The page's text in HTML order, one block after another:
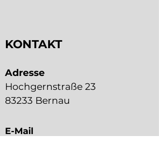
KONTAKT
Adresse
Hochgernstraße 23
83233 Bernau
E-Mail